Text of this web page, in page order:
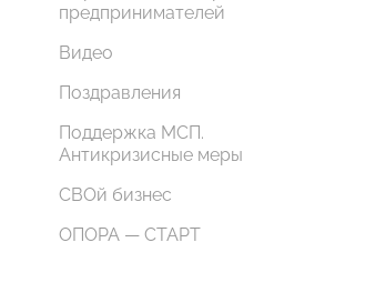
предпринимателей
Видео
Поздравления
Поддержка МСП.
Антикризисные меры
СВОй бизнес
ОПОРА — СТАРТ